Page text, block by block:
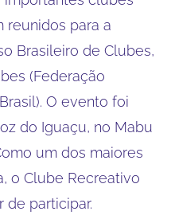
reunidos para a
Brasileiro de Clubes,
(Federação
O evento foi
do Iguaçu, no Mabu
um dos maiores
o Clube Recreativo
de participar.